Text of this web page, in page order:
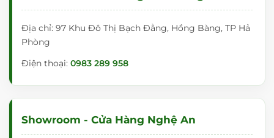
Địa chỉ: 97 Khu Đô Thị Bạch Đằng, Hồng Bàng, TP Hả
Phòng
Điện thoại: 0983 289 958
Showroom - Cửa Hàng Nghệ An